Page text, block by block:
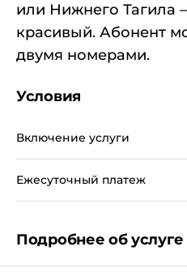
или Нижнего
красивый. Абонент
двумя номерами.
Условия
Включение услуги
Ежесуточный платеж
Подробнее об услуге
заграничный паспорт;
дипломатический
служебный паспорт;
временное
гражданства;
вид на жительство